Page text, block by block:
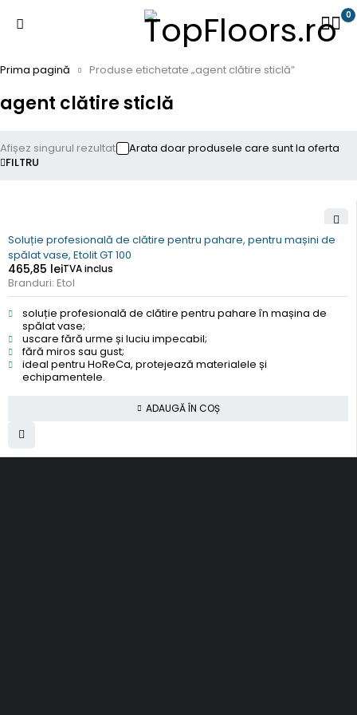
0
agent clătire sticlă
Prima pagină Produse etichetate „agent clătire sticlă”
FILTRU
Afișez singurul rezultat Arata doar produsele care sunt la oferta
Soluție profesională de clătire pentru pahare, pentru mașini de
spălat vase, Etolit GT 100
465,85 leiTVA inclus
Branduri: Etol
soluție profesională de clătire pentru pahare în mașina de
spălat vase;
uscare fără urme și luciu impecabil;
fără miros sau gust;
ideal pentru HoReCa, protejează materialele și
echipamentele.
ADAUGĂ ÎN COȘ